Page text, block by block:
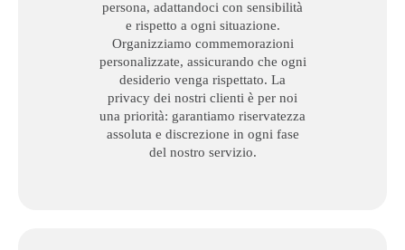
persona, adattandoci con sensibilità
e rispetto a ogni situazione.
Organizziamo commemorazioni
personalizzate, assicurando che ogni
desiderio venga rispettato. La
privacy dei nostri clienti è per noi
una priorità: garantiamo riservatezza
assoluta e discrezione in ogni fase
del nostro servizio.